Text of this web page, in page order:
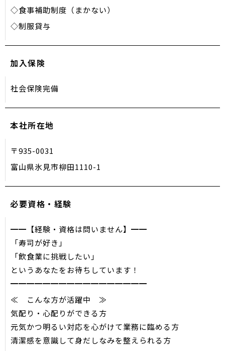
◇食事補助制度（まかない）
◇制服貸与
加入保険
社会保険完備
本社所在地
〒935-0031
富山県氷見市柳田1110-1
必要資格・経験
━━【経験・資格は問いません】━━
「寿司が好き」
「飲食業に挑戦したい」
というあなたをお待ちしています！
━━━━━━━━━━━━━━━━━
≪ こんな方が活躍中 ≫
気配り・心配りができる方
元気かつ明るい対応を心がけて業務に臨める方
清潔感を意識して身だしなみを整えられる方